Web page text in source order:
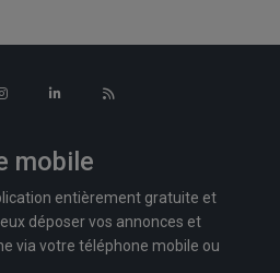
mobile
entièrement gratuite et
déposer vos annonces et
via votre téléphone mobile ou